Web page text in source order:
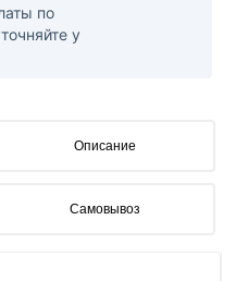
по
у
Описание
Самовывоз